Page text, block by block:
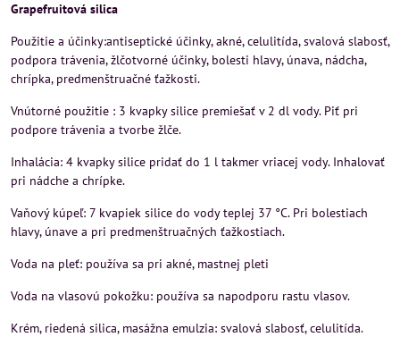
Grapefruitová silica
Použitie a účinky:antiseptické účinky, akné, celulitída, svalová slabosť,
podpora trávenia, žlčotvorné účinky, bolesti hlavy, únava, nádcha,
chrípka, predmenštruačné ťažkosti.
Vnútorné použitie : 3 kvapky silice premiešať v 2 dl vody. Piť pri
podpore trávenia a tvorbe žlče.
Inhalácia: 4 kvapky silice pridať do 1 l takmer vriacej vody. Inhalovať
pri nádche a chrípke.
Vaňový kúpeľ: 7 kvapiek silice do vody teplej 37 °C. Pri bolestiach
hlavy, únave a pri predmenštruačných ťažkostiach.
Voda na pleť: používa sa pri akné, mastnej pleti
Voda na vlasovú pokožku: používa sa napodporu rastu vlasov.
Krém, riedená silica, masážna emulzia: svalová slabosť, celulitída.